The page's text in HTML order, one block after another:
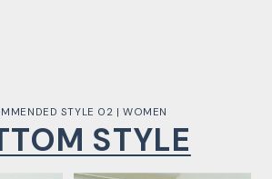
STYLE 02 | WOMEN
STYLE